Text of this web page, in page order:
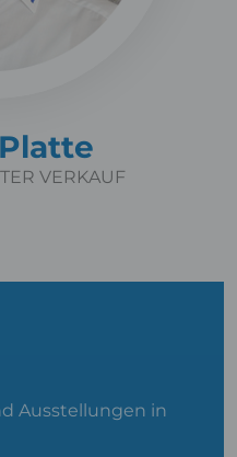
VERKAUF
Ausstellungen in